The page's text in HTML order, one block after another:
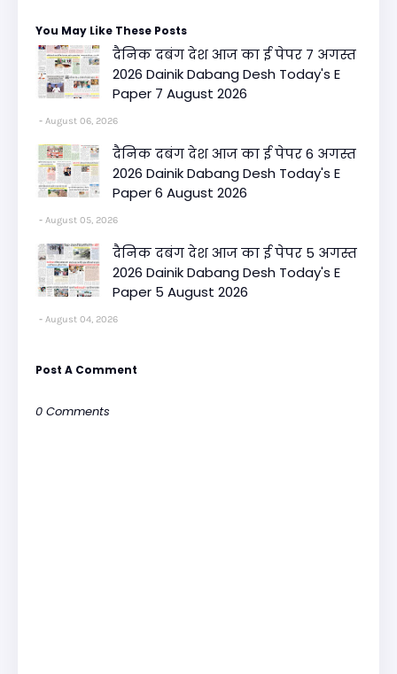
You May Like These Posts
दैनिक दबंग देश आज का ई पेपर 7 अगस्त
2026 Dainik Dabang Desh Today's E
Paper 7 August 2026
August 06, 2026
दैनिक दबंग देश आज का ई पेपर 6 अगस्त
2026 Dainik Dabang Desh Today's E
Paper 6 August 2026
August 05, 2026
दैनिक दबंग देश आज का ई पेपर 5 अगस्त
2026 Dainik Dabang Desh Today's E
Paper 5 August 2026
August 04, 2026
Post A Comment
0 Comments